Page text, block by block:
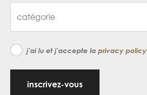
j'ai lu et j'accepte la privacy policy
inscrivez-vous